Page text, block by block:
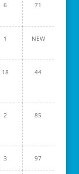
6 71
1 NEW
18 44
2 85
3 97